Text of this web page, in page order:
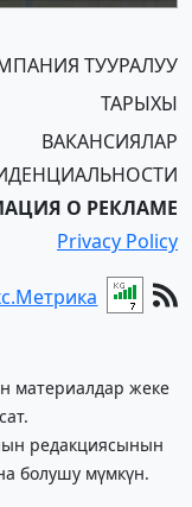
ТУУРАЛУУ
ТАРЫХЫ
ВАКАНСИЯЛАР
О РЕКЛАМЕ
Privacy Policy
материалдар жеке
редакциясынын
болушу мүмкүн.